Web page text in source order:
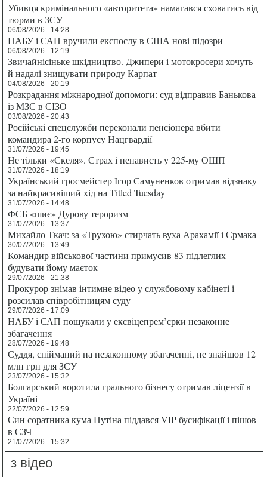
Убивця кримінального «авторитета» намагався сховатись від
тюрми в ЗСУ
06/08/2026 - 14:28
НАБУ і САП вручили експослу в США нові підозри
06/08/2026 - 12:19
Звичайнісіньке шкідництво. Джипери і мотокросери хочуть
й надалі знищувати природу Карпат
04/08/2026 - 20:19
Розкрадання міжнародної допомоги: суд відправив Банькова
із МЗС в СІЗО
03/08/2026 - 20:43
Російські спецслужби переконали пенсіонера вбити
командира 2-го корпусу Нацгвардії
31/07/2026 - 19:45
Не тільки «Скеля». Страх і ненависть у 225-му ОШП
31/07/2026 - 18:19
Український гросмейстер Ігор Самуненков отримав відзнаку
за найкрасивіший хід на Titled Tuesday
31/07/2026 - 14:48
ФСБ «шиє» Дурову тероризм
31/07/2026 - 13:37
Михайло Ткач: за «Трухою» стирчать вуха Арахамії і Єрмака
30/07/2026 - 13:49
Командир військової частини примусив 83 підлеглих
будувати йому маєток
29/07/2026 - 21:38
Прокурор знімав інтимне відео у службовому кабінеті і
розсилав співробітницям суду
29/07/2026 - 17:09
НАБУ і САП пошукали у ексвіцепрем’єрки незаконне
збагачення
28/07/2026 - 19:48
Суддя, спійманий на незаконному збагаченні, не знайшов 12
млн грн для ЗСУ
23/07/2026 - 15:32
Болгарський воротила грального бізнесу отримав ліцензії в
Україні
22/07/2026 - 12:59
Син соратника кума Путіна піддався VIP-бусифікації і пішов
в СЗЧ
21/07/2026 - 15:32
з відео